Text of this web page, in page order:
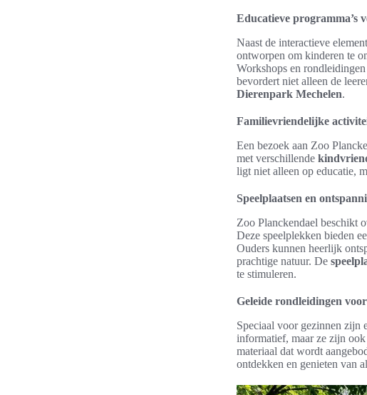
Educatieve programma’s
Naast de interactieve
ontworpen om kinderen te
Workshops en
bevordert niet alleen de
Dierenpark Mechelen.
Familievriendelijke
Een bezoek aan Zoo
met verschillende
ligt niet alleen op educatie,
Speelplaatsen en
Zoo Planckendael beschikt
Deze speelplekken bieden
Ouders kunnen heerlijk
prachtige natuur. De
te stimuleren.
Geleide rondleidingen
Speciaal voor gezinnen zijn
informatief, maar ze zijn
materiaal dat wordt
ontdekken en genieten van